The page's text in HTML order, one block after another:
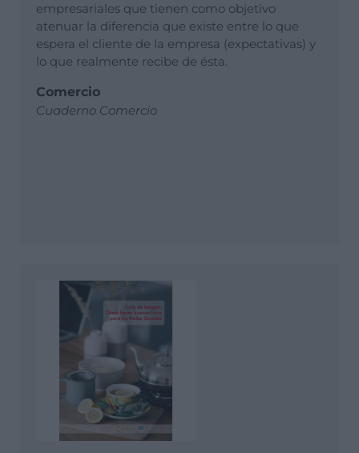
empresariales que tienen como objetivo
atenuar la diferencia que existe entre lo que
espera el cliente de la empresa (expectativas) y
lo que realmente recibe de ésta.
Comercio
Cuaderno Comercio